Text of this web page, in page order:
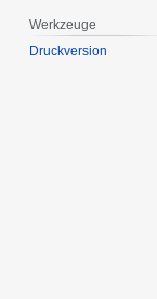
Werkzeuge
Druckversion